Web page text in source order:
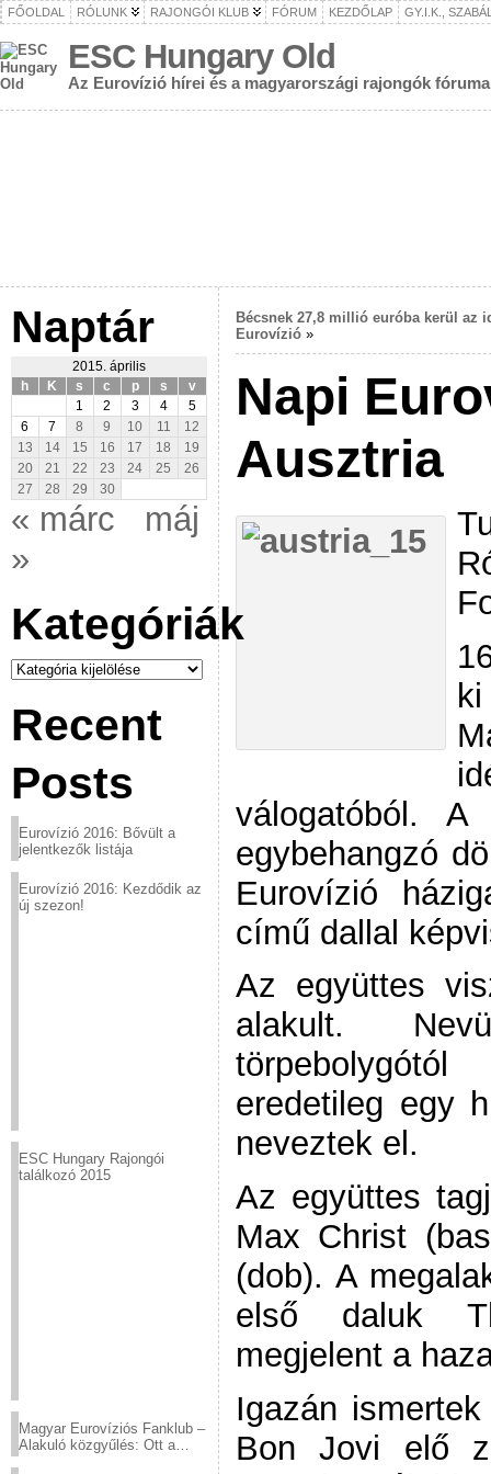
FŐOLDAL RÓLUNK RAJONGÓI KLUB FÓRUM KEZDŐLAP GY.I.K.,
ESC Hungary Old
Az Eurovízió hírei és a magyarországi rajongók fóruma
Naptár
2015. április
h
K s c p s
v
1
2 3 4
5
6
7 8 9 10 11
12
13
14 15 16 17 18
19
20
21 22 23 24 25
26
27
28 29 30
« márc
máj
»
Kategóriák
Kategóriák
Recent
Posts
Eurovízió 2016: Bővült a
jelentkezők listája
Eurovízió 2016: Kezdődik az
új szezon!
ESC Hungary Rajongói
találkozó 2015
Magyar Eurovíziós Fanklub –
Alakuló közgyűlés: Ott a
Bécsnek 27,8 millió euróba kerül az
Eurovízió »
Napi
Ausztria
válogatóból.
egybehangzó
Eurovízió
című dallal
Az együttes
alakult.
eredetileg egy
neveztek el.
Az együttes
Max Christ
(dob). A
első daluk
megjelent a
Igazán
Bon Jovi elő